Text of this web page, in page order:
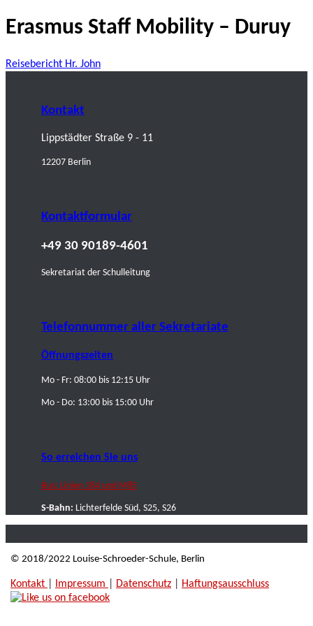
Erasmus Staff Mobility – Duruy
Reisebericht Hr. John
Kontakt
Lippstädter Straße 9 - 11
12207 Berlin
Kontaktformular
+49 30 90189-4601
Sekretariat der Schulleitung
Telefonnummer aller Sekretariate
Öffnungszeiten
Mo - Fr: 08:00 bis 12:15 Uhr
Mo - Do: 13:00 bis 15:00 Uhr
So erreichen Sie uns
Bus: Linien 184 und M85
S-Bahn: Lichterfelde Süd, S25, S26
© 2018/2022 Louise-Schroeder-Schule, Berlin
Kontakt Impressum Datenschutz Haftungsausschluss